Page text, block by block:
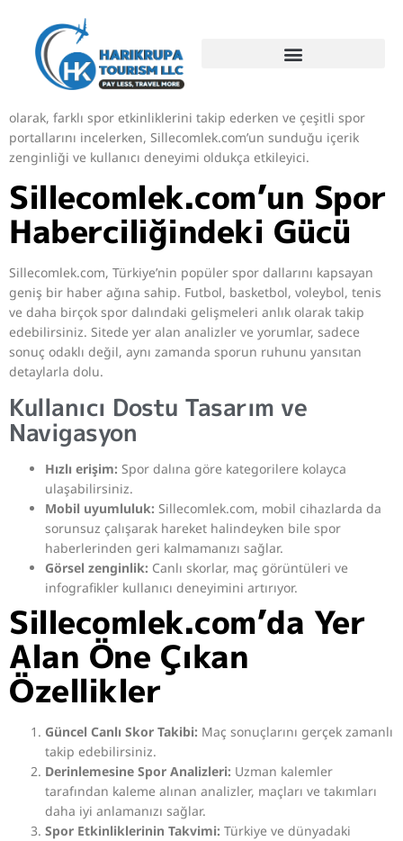
Türkiye’de spor haberleri ve etkinlik takibi için birçok portal
bulunuyor ancak öne çıkan kaliteli ve kapsamlı bir platform
olarak, farklı spor etkinliklerini takip ederken ve çeşitli spor
portallarını incelerken, Sillecomlek.com’un sunduğu içerik
zenginliği ve kullanıcı deneyimi oldukça etkileyici.
Sillecomlek.com’un Spor
Haberciliğindeki Gücü
Sillecomlek.com, Türkiye’nin popüler spor dallarını kapsayan
geniş bir haber ağına sahip. Futbol, basketbol, voleybol, tenis
ve daha birçok spor dalındaki gelişmeleri anlık olarak takip
edebilirsiniz. Sitede yer alan analizler ve yorumlar, sadece
sonuç odaklı değil, aynı zamanda sporun ruhunu yansıtan
detaylarla dolu.
Kullanıcı Dostu Tasarım ve
Navigasyon
Hızlı erişim: Spor dalına göre kategorilere kolayca
ulaşabilirsiniz.
Mobil uyumluluk: Sillecomlek.com, mobil cihazlarda da
sorunsuz çalışarak hareket halindeyken bile spor
haberlerinden geri kalmamanızı sağlar.
Görsel zenginlik: Canlı skorlar, maç görüntüleri ve
infografikler kullanıcı deneyimini artırıyor.
Sillecomlek.com’da Yer
Alan Öne Çıkan
Özellikler
Güncel Canlı Skor Takibi: Maç sonuçlarını gerçek zamanlı
takip edebilirsiniz.
Derinlemesine Spor Analizleri: Uzman kalemler
tarafından kaleme alınan analizler, maçları ve takımları
daha iyi anlamanızı sağlar.
Spor Etkinliklerinin Takvimi: Türkiye ve dünyadaki